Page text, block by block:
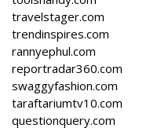
travelstager.com
trendinspires.com
rannyephul.com
reportradar360.com
swaggyfashion.com
taraftariumtv10.com
questionquery.com